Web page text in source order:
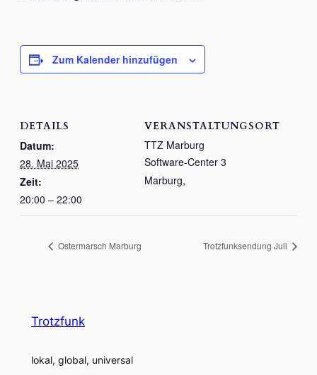
Zum Kalender hinzufügen
DETAILS
Datum:
28. Mai 2025
Zeit:
20:00 – 22:00
VERANSTALTUNGSORT
TTZ Marburg
Software-Center 3
Marburg,
Ostermarsch Marburg Trotzfunksendung Juli
Trotzfunk
lokal, global, universal